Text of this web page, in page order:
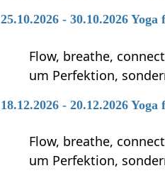
25.10.2026 - 30.10.2026
Flow, breathe,
um Perfektion,
18.12.2026 - 20.12.2026
Flow, breathe,
um Perfektion,